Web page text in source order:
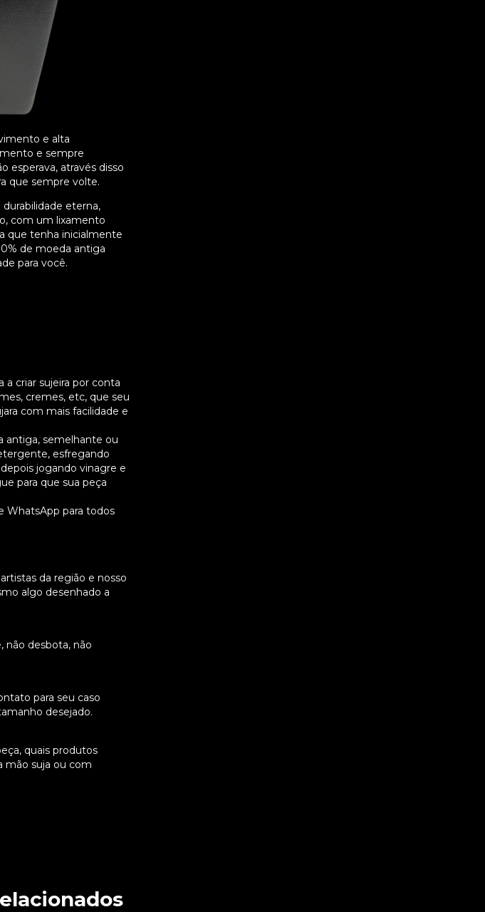
e alta
e sempre
esperava, através disso
que sempre volte.
eterna,
com um lixamento
que tenha inicialmente
de moeda antiga
para você.
criar sujeira por conta
cremes, etc, que seu
com mais facilidade e
antiga, semelhante ou
esfregando
jogando vinagre e
para que sua peça
WhatsApp para todos
da região e nosso
algo desenhado a
não desbota, não
para seu caso
desejado.
quais produtos
mão suja ou com